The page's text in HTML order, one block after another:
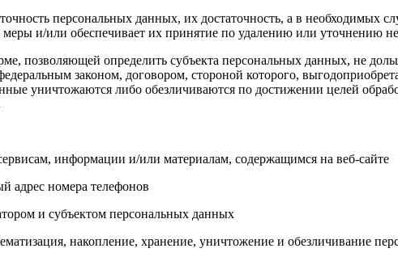
персональных данных, их достаточность, а в необходимых
и/или обеспечивает их принятие по удалению или уточнению
позволяющей определить субъекта персональных данных, не
законом, договором, стороной которого,
уничтожаются либо обезличиваются по достижении целей
информации и/или материалам, содержащимся на веб-сайте
адрес номера телефонов
и субъектом персональных данных
накопление, хранение, уничтожение и обезличивание